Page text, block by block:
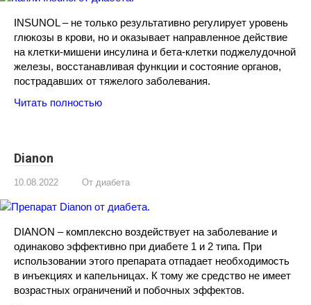
INSUNOL – не только результативно регулирует уровень
глюкозы в крови, но и оказывает направленное действие
на клетки-мишени инсулина и бета-клетки поджелудочной
железы, восстанавливая функции и состояние органов,
пострадавших от тяжелого заболевания.
Читать полностью
Dianon
10.08.2022 От диабета
DIANON – комплексно воздействует на заболевание и
одинаково эффективно при диабете 1 и 2 типа. При
использовании этого препарата отпадает необходимость
в инъекциях и капельницах. К тому же средство не имеет
возрастных ограничений и побочных эффектов.